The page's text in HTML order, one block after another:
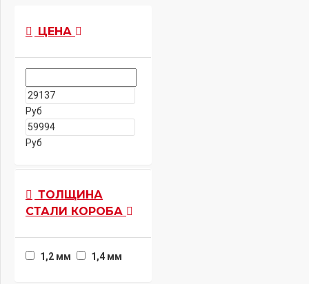
ЦЕНА
Руб
Руб
ТОЛЩИНА
СТАЛИ КОРОБА
1,2 мм 1,4 мм